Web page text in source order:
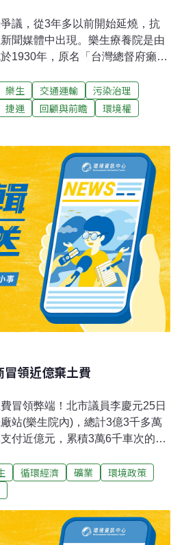
議，從3年多以前開始延燒，抗
聞媒體中出現。樂生療養院是由
1930年，原名「台灣總督府癩病
(舊稱痲瘋病)患者。國民政府來
養院」，並延續強制隔離政策。
後來陸續擴建到60多棟房舍，
期佔地達30公頃。而後，樂生被
廠用地，2003第一波的工程先拆
為土質的關係，意外引起不在拆
損毀倒塌。雖然在2003年第一波
留的議題就已經引起討論，如當
經針對此一議題提出質詢，但當
注意。2003年第一波拆除之後，
體的「青年樂生聯盟」於2004年
留
樂生 交通運輸
污染治理
捷運 回顧與前瞻
環境權
領近億棄土費
冒領弊端！北市議員李慶元25日
站(樂生院內)，總計3億3千多萬
付近億元，累積3萬6千車次的請
陰影甚至露出「半截狗腿」，造
運局竟還照發款項，相當離譜。
記者會，痛批捷運局對廠商移花
線遭冒領逾3億元，捷運局僅象
循環經濟 礦業
環境政策